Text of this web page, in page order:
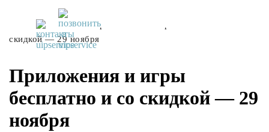
UiPservice »Блог»Приложения и игры бесплатно и со
скидкой — 29 ноября
Приложения и игры
бесплатно и со скидкой — 29
ноября